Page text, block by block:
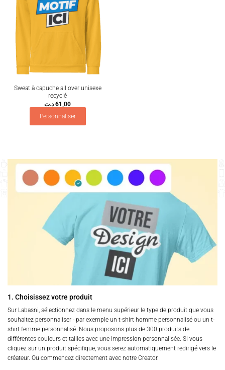
Sweat à capuche all over unisexe
recyclé
61,00 د.ت
Personnaliser
1. Choisissez votre produit
Sur Labasni, sélectionnez dans le menu supérieur le type de produit que vous
souhaitez personnaliser - par exemple un t-shirt homme personnalisé ou un t-
shirt femme personnalisé. Nous proposons plus de 300 produits de
différentes couleurs et tailles avec une impression personnalisée. Si vous
cliquez sur un produit spécifique, vous serez automatiquement redirigé vers le
créateur. Ou commencez directement avec notre Creator.